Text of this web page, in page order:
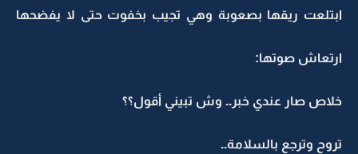
ابتلعت ريقها بصعوبة وهي تجيب بخفوت حتى لا يفضحها
ارتعاش صوتها:
خلاص صار عندي خبر.. وش تبيني أقول؟؟
تروح وترجع بالسلامة..